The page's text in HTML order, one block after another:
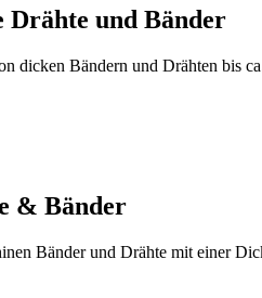
Drähte und Bänder
Bändern und Drähten bis
& Bänder
Bänder und Drähte mit einer